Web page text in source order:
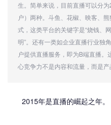
生。简单来说，目前直播可以分
户）两种。斗鱼、花椒、映客、
式，这类平台的关键字是“烧钱、
明”。还有一类如企业直播行业独
户提供直播服务，即为B端直播
心竞争力不是内容和流量，而是产
2015年是直播的崛起之年。